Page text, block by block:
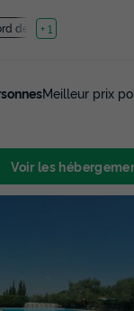
de mer
+ 1
Meilleur prix
Voir les